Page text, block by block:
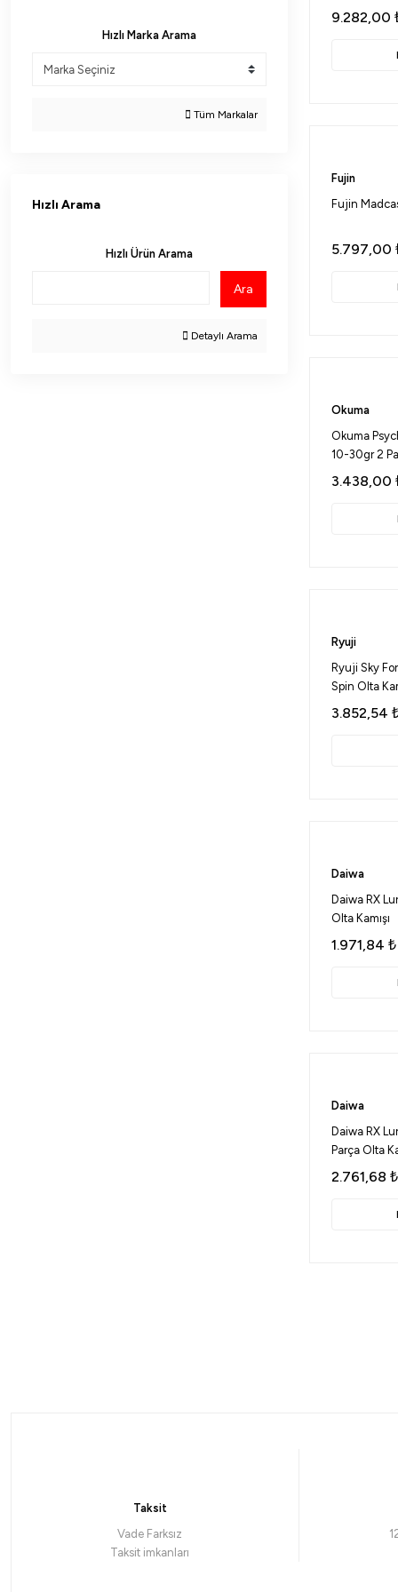
10-35 Gr (20)
10-40 Gr (12)
14-56 Gr (9)
Hızlı Marka Arama
Tüm Markalar
Hızlı Arama
Hızlı Ürün Arama
Ara
Detaylı Arama
9.282,00
Fujin
Fujin
5.797,00
Okuma
Okuma
10-30gr 2
3.438,00
Ryuji
Ryuji Sky
Spin Olta
3.852,54
Daiwa
Daiwa RX
Olta Kamışı
1.971,84 ₺
Daiwa
Daiwa RX
Parça Olta
2.761,68 ₺
Taksit
Vade Farksız
Taksit imkanları